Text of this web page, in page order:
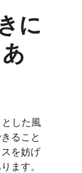
に
した風
ること
を妨げ
ます。